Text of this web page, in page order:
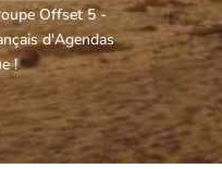
Offset 5 -
d'Agendas
!